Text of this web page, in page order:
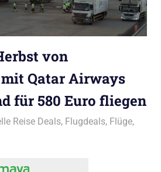
von
Qatar Airways
für 580 Euro fliegen
Müller
Reise Deals, Flugdeals, Flüge,